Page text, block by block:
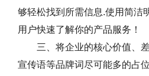
够轻松找到所需信息.使用简洁
用户快速了解你的产品服务！
三、将企业的核心价值、
宣传语等品牌词尽可能多的占